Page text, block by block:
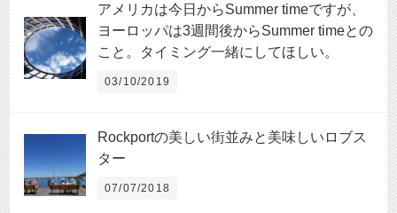
アメリカは今日からSummer timeですが、
ヨーロッパは3週間後からSummer timeとの
こと。タイミング一緒にしてほしい。
03/10/2019
Rockportの美しい街並みと美味しいロブス
ター
07/07/2018